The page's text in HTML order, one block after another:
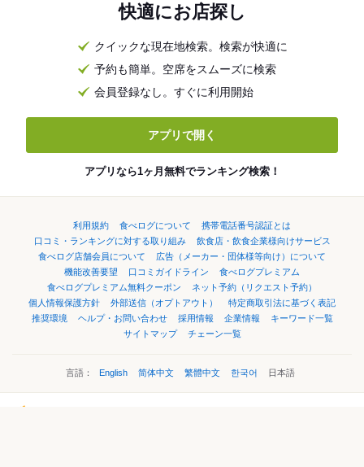
快適にお店探し
クイックな現在地検索。検索が快適に
予約も簡単。空席をスムーズに検索
会員登録なし。すぐに利用開始
アプリで開く
アプリなら1ヶ月無料でランキング検索！
利用規約 食べログについて
携帯電話番号認証とは
口コミ・ランキングに対する取り組み
飲食店・飲食企業様向けサービス
食べログ店舗会員について
広告（メーカー・団体様等向け）について
機能改善要望
口コミガイドライン
食べログプレミアム
食べログプレミアム無料クーポン
ネット予約（リクエスト予約）
個人情報保護方針
外部送信（オプトアウト）
特定商取引法に基づく表記
推奨環境
ヘルプ・お問い合わせ 採用情報 企業情報
キーワード一覧
サイトマップ
チェーン一覧
言語： English 简体中文 繁體中文 한국어 日本語